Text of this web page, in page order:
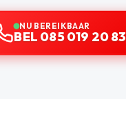
NU BEREIKBAAR
BEL 085 019 20 83